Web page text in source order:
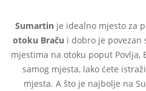
Sumartin je idealno mjesto za
otoku Braču i dobro je povezan
mjestima na otoku poput Povlja,
samog mjesta, lako ćete
mjesta. A što je najbolje na